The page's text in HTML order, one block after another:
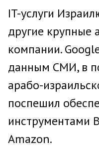
IT-услуги
другие крупные
компании.
данным СМИ, в
арабо-
поспешил
инструментами
Amazon.